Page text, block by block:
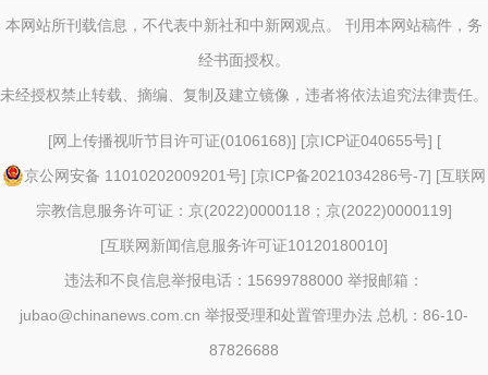
本网站所刊载信息，不代表中新社和中新网观点。 刊用本网站稿件，务
经书面授权。
未经授权禁止转载、摘编、复制及建立镜像，违者将依法追究法律责任。
[网上传播视听节目许可证(0106168)] [京ICP证040655号] [
京公网安备 11010202009201号] [京ICP备2021034286号-7] [互联网
宗教信息服务许可证：京(2022)0000118；京(2022)0000119]
[互联网新闻信息服务许可证10120180010]
违法和不良信息举报电话：15699788000 举报邮箱：
jubao@chinanews.com.cn 举报受理和处置管理办法 总机：86-10-
87826688